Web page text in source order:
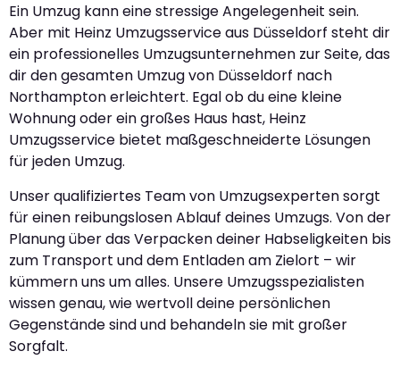
Ein Umzug kann eine stressige Angelegenheit sein.
Aber mit Heinz Umzugsservice aus Düsseldorf steht dir
ein professionelles Umzugsunternehmen zur Seite, das
dir den gesamten Umzug von Düsseldorf nach
Northampton erleichtert. Egal ob du eine kleine
Wohnung oder ein großes Haus hast, Heinz
Umzugsservice bietet maßgeschneiderte Lösungen
für jeden Umzug.
Unser qualifiziertes Team von Umzugsexperten sorgt
für einen reibungslosen Ablauf deines Umzugs. Von der
Planung über das Verpacken deiner Habseligkeiten bis
zum Transport und dem Entladen am Zielort – wir
kümmern uns um alles. Unsere Umzugsspezialisten
wissen genau, wie wertvoll deine persönlichen
Gegenstände sind und behandeln sie mit großer
Sorgfalt.